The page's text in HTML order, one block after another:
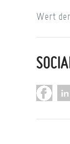
Wert